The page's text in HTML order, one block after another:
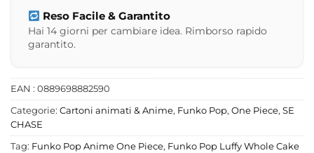
Reso Facile & Garantito
Hai 14 giorni per cambiare idea. Rimborso rapido
garantito.
EAN : 0889698882590
Categorie: Cartoni animati & Anime, Funko Pop, One Piece, SE
CHASE
Tag: Funko Pop Anime One Piece, Funko Pop Luffy Whole Cake